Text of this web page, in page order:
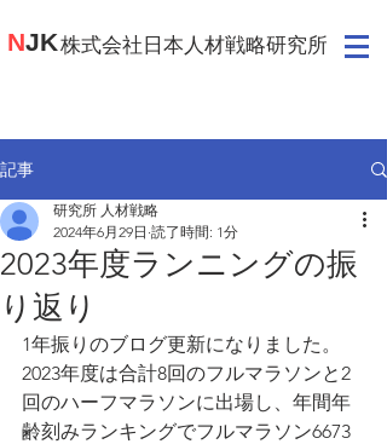
​株式会社日本人材戦略研究所
NJK
記事
2023年度ランニングの振
り返り
研究所 人材戦略
2024年6月29日 読了時間: 1分
1年振りのブログ更新になりました。
2023年度は合計8回のフルマラソンと2
回のハーフマラソンに出場し、年間年
齢刻みランキングでフルマラソン6673